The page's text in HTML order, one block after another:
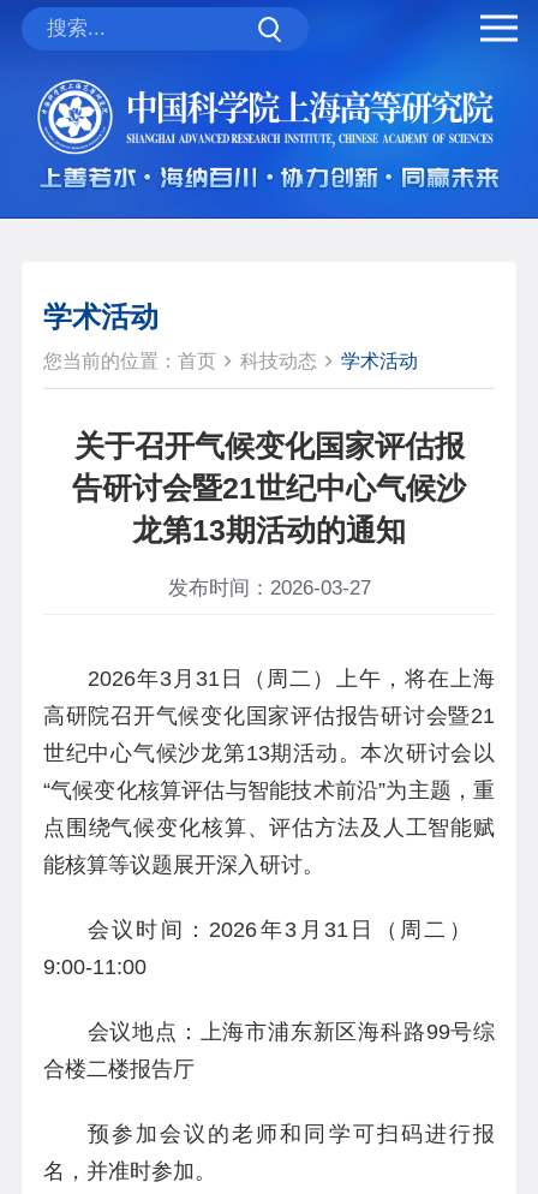
学术活动
您当前的位置： 首页 科技动态 学术活动
关于召开气候变化国家评估报
告研讨会暨21世纪中心气候沙
龙第13期活动的通知
发布时间：2026-03-27
2026年3月31日（周二）上午，将在上海
高研院召开气候变化国家评估报告研讨会暨21
世纪中心气候沙龙第13期活动。本次研讨会以
“气候变化核算评估与智能技术前沿”为主题，重
点围绕气候变化核算、评估方法及人工智能赋
能核算等议题展开深入研讨。
会议时间：2026年3月31日（周二）
9:00-11:00
会议地点：上海市浦东新区海科路99号综
合楼二楼报告厅
预参加会议的老师和同学可扫码进行报
名，并准时参加。